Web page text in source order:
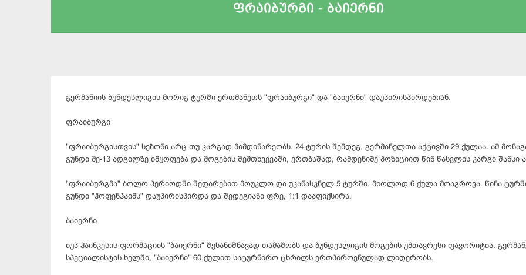
ფრაიბურგი - ბაიერნი
გერმანიის ბუნდესლიგის მორიგ ტურში ერთმანეთს "ფრაიბურგი" და "ბაიერნი" დაუპირისპირდებიან.
ფრაიბურგი
"ფრაიბურგისთვის" სეზონი არც თუ კარგად მიმდინარეობს. 24 ტურის შემდეგ, გერმანელთა აქტივში 29 ქულაა. ამ
გუნდი მე-13 ადგილზე იმყოფება და მოგების შემთხვევაში, ერთბაშად, რამდენიმე პოზიციით წინ წასვლის კარგი შანსი
"ფრაიბურგმა" ბოლო პერიოდში შედარებით მოუკლო და უკანასკნელ 5 ტურში, მხოლოდ 6 ქულა მოაგროვა. წინა
გუნდი "ჰოფენჰაიმს" დაუპირისპირდა და შედეგიანი ფრე, 1:1 დააფიქსირა.
ბაიერნი
იუპ ჰაინკესის ფორმაციის "ბაიერნი" შესანიშნავად თამაშობს და ბუნდესლიგის მოგების უმთავრესი ფავორიტია.
სპეციალისტის ხელში, "ბაიერნი" 60 ქულით სატურნირო ცხრილს ერთპიროვნულად ლიდერობს.